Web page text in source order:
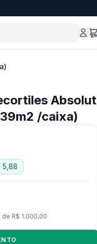
Absolut
/caixa)
5,88
de R$ 1.000,00